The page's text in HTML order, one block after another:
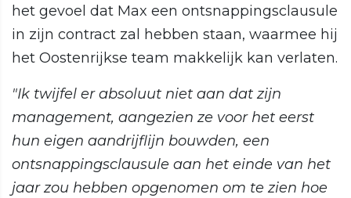
het gevoel dat Max een ontsnappingsclausule
in zijn contract zal hebben staan, waarmee hij
het Oostenrijkse team makkelijk kan verlaten.
"Ik twijfel er absoluut niet aan dat zijn
management, aangezien ze voor het eerst
hun eigen aandrijflijn bouwden, een
ontsnappingsclausule aan het einde van het
jaar zou hebben opgenomen om te zien hoe